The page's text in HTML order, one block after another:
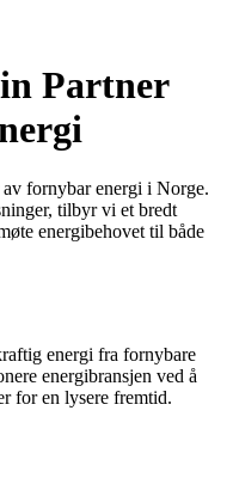
Partner
fornybar energi i Norge.
tilbyr vi et bredt
energibehovet til både
energi fra fornybare
energibransjen ved å
for en lysere fremtid.